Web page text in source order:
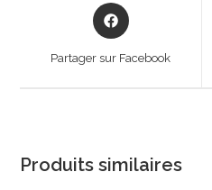
Opens
in
Partager sur Facebook
Produits similaires